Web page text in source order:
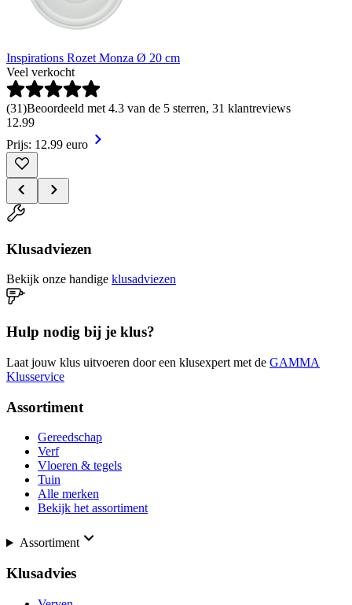
Inspirations Rozet Monza Ø 20 cm
Veel verkocht
(31)Beoordeeld met 4.3 van de 5 sterren, 31 klantreviews
12.99
Prijs: 12.99 euro
Klusadviezen
Bekijk onze handige klusadviezen
Hulp nodig bij je klus?
Laat jouw klus uitvoeren door een klusexpert met de GAMMA
Klusservice
Assortiment
Gereedschap
Verf
Vloeren & tegels
Tuin
Alle merken
Bekijk het assortiment
Assortiment
Klusadvies